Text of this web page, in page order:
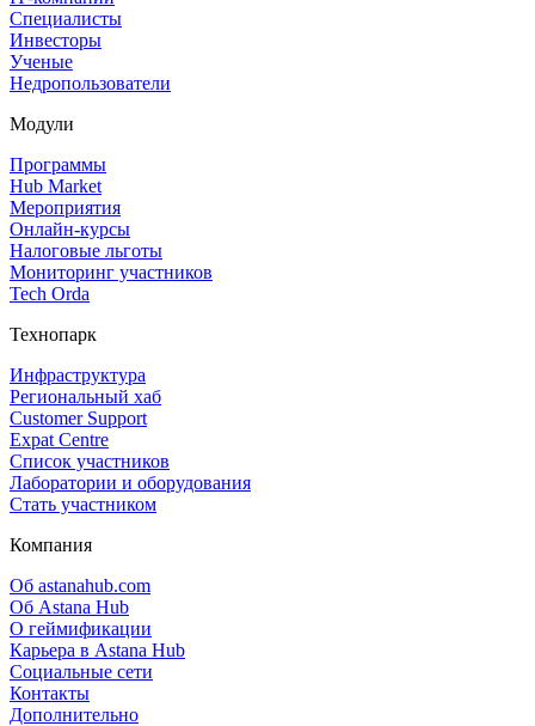
Специалисты
Инвесторы
Ученые
Недропользователи
Модули
Программы
Hub Market
Мероприятия
Онлайн‑курсы
Налоговые льготы
Мониторинг участников
Tech Orda
Технопарк
Инфраструктура
Региональный хаб
Customer Support
Expat Centre
Список участников
Лаборатории и оборудования
Стать участником
Компания
Об astanahub.com
Об Astana Hub
О геймификации
Карьера в Astana Hub
Социальные сети
Контакты
Дополнительно